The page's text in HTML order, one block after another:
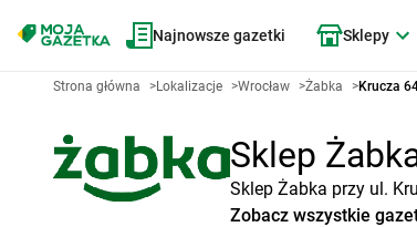
Najnowsze gazetki Sklepy
Strona główna >Lokalizacje >Wrocław >Żabka >Krucza
Sklep
Sklep Żabka przy ul.
Zobacz wszystkie